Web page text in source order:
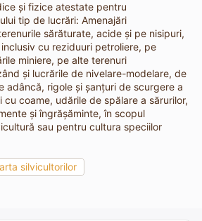
și fizice atestate pentru
tip de lucrări: Amenajări
sărăturate, acide şi pe nisipuri,
cu reziduuri petroliere, pe
miniere, pe alte terenuri
şi lucrările de nivelare-modelare, de
adâncă, rigole şi şanţuri de scurgere a
coame, udările de spălare a sărurilor,
şi îngrăşăminte, în scopul
sau pentru cultura speciilor
silvicultorilor